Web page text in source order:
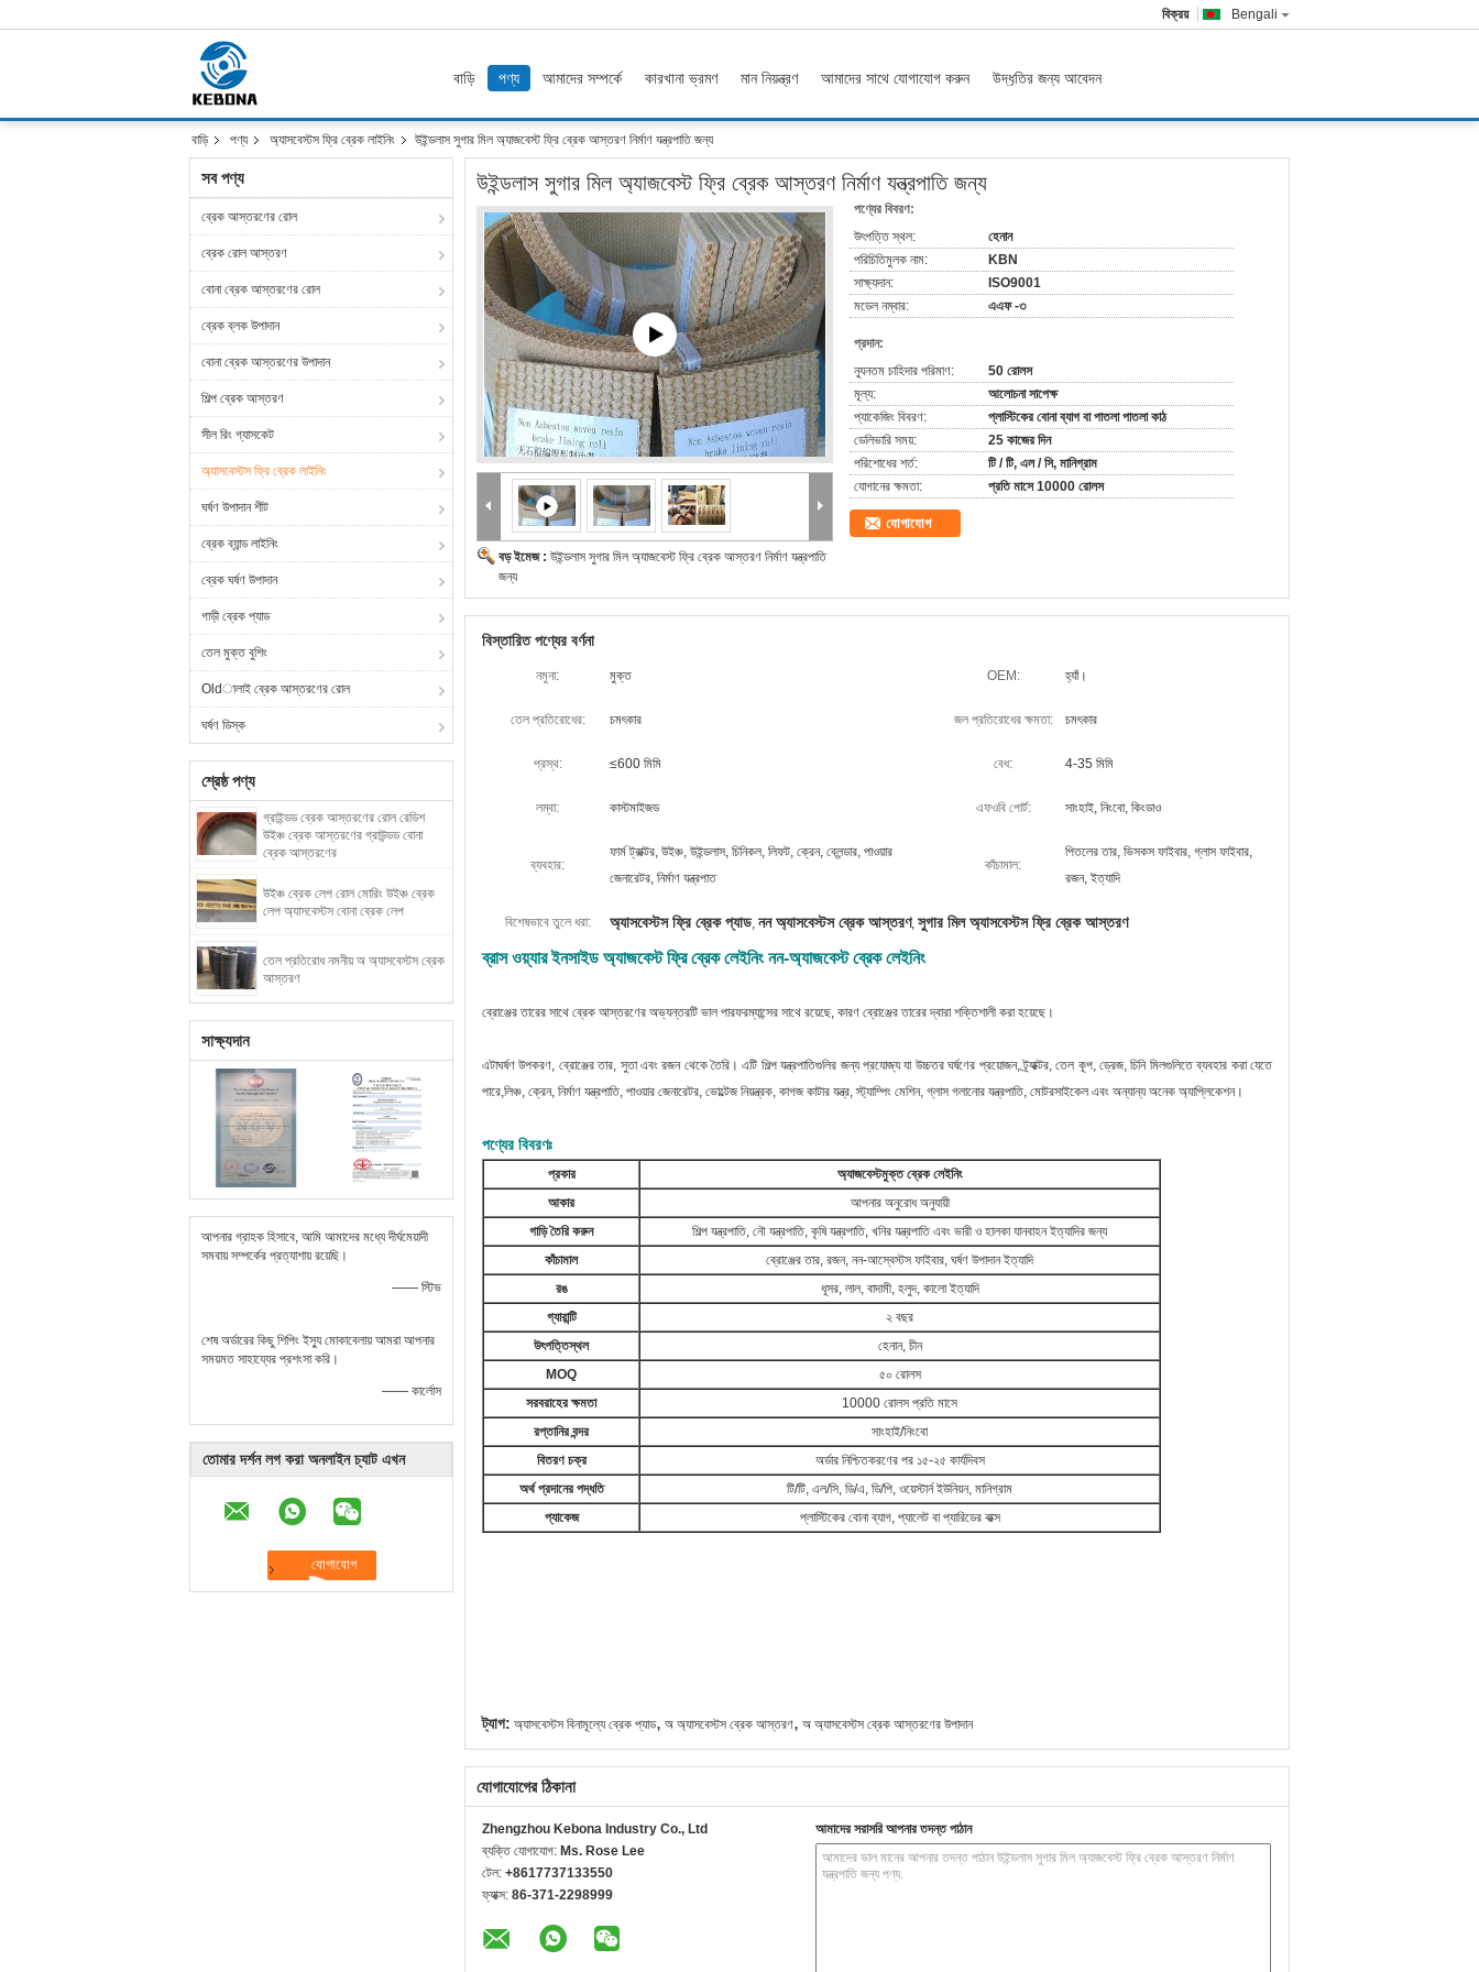
Bengali
বিক্রয়
বাড়ি পণ্য আমাদের সম্পর্কে কারখানা ভ্রমণ মান নিয়ন্ত্রণ আমাদের সাথে যোগাযোগ করুন উদ্ধৃতির জন্য আবেদন
বাড়ি পণ্য অ্যাসবেস্টস ফ্রি ব্রেক লাইনিং উইন্ডলাস সুগার মিল অ্যাজবেস্ট ফ্রি ব্রেক আস্তরণ নির্মাণ যন্ত্রপাতি জন্য
সব পণ্য
ব্রেক আস্তরণের রোল
ব্রেক রোল আস্তরণ
বোনা ব্রেক আস্তরণের রোল
ব্রেক ব্লক উপাদান
বোনা ব্রেক আস্তরণের উপাদান
শিল্প ব্রেক আস্তরণ
সীল রিং গ্যাসকেট
অ্যাসবেস্টস ফ্রি ব্রেক লাইনিং
ঘর্ষণ উপাদান শীট
ব্রেক ব্যান্ড লাইনিং
ব্রেক ঘর্ষণ উপাদান
গাড়ী ব্রেক প্যাড
তেল মুক্ত বুশিং
Oldালাই ব্রেক আস্তরণের রোল
ঘর্ষণ ডিস্ক
শ্রেষ্ঠ পণ্য
গ্রাইন্ডড ব্রেক আস্তরণের রোল রেডিশ
উইঞ্চ ব্রেক আস্তরণের গ্রাউন্ডড বোনা
ব্রেক আস্তরণের
উইঞ্চ ব্রেক লেপ রোল মোরিং উইঞ্চ ব্রেক
লেপ অ্যাসবেস্টস বোনা ব্রেক লেপ
তেল প্রতিরোধ নমনীয় অ অ্যাসবেস্টস ব্রেক
আস্তরণ
সাক্ষ্যদান
আপনার গ্রাহক হিসাবে, আমি আমাদের মধ্যে দীর্ঘমেয়াদী
সমবায় সম্পর্কের প্রত্যাশায় রয়েছি।
—— স্টিভ
শেষ অর্ডারের কিছু শিপিং ইস্যু মোকাবেলায় আমরা আপনার
সময়মত সাহায্যের প্রশংসা করি।
—— কার্লোস
তোমার দর্শন লগ করা অনলাইন চ্যাট এখন
উইন্ডলাস সুগার মিল অ্যাজবেস্ট ফ্রি ব্রেক আস্তরণ নির্মাণ যন্ত্রপাতি জন্য
বড় ইমেজ : উইন্ডলাস সুগার মিল অ্যাজবেস্ট ফ্রি ব্রেক আস্তরণ নির্মাণ যন্ত্রপাতি
জন্য
পণ্যের বিবরণ:
উৎপত্তি স্থল:
হেনান
পরিচিতিমুলক নাম:
KBN
সাক্ষ্যদান:
ISO9001
মডেল নম্বার:
এএফ -৩
প্রদান:
ন্যূনতম চাহিদার পরিমাণ:
50 রোলস
মূল্য:
আলোচনা সাপেক্ষ
প্যাকেজিং বিবরণ:
প্লাস্টিকের বোনা ব্যাগ বা পাতলা পাতলা কাঠ
ডেলিভারি সময়:
25 কাজের দিন
পরিশোধের শর্ত:
টি / টি, এল / সি, মানিগ্রাম
যোগানের ক্ষমতা:
প্রতি মাসে 10000 রোলস
যোগাযোগ
বিস্তারিত পণ্যের বর্ণনা
নমুনা: মুক্ত OEM: হ্যাঁ।
তেল প্রতিরোধের: চমৎকার জল প্রতিরোধের ক্ষমতা: চমৎকার
প্রস্থ: ≤600 মিমি বেধ: 4-35 মিমি
লম্বা: কাস্টমাইজড এফওবি পোর্ট: সাংহাই, নিংবো, কিংডাও
ব্যবহার:
ফার্ম ট্রাক্টর, উইঞ্চ, উইন্ডলাস, চিনিকল, লিফট, ক্রেন, ব্লেন্ডার, পাওয়ার
জেনারেটর, নির্মাণ যন্ত্রপাত
কাঁচামাল:
পিতলের তার, ভিসকস ফাইবার, গ্লাস ফাইবার,
রজন, ইত্যাদি
বিশেষভাবে তুলে ধরা: অ্যাসবেস্টস ফ্রি ব্রেক প্যাড, নন অ্যাসবেস্টস ব্রেক আস্তরণ, সুগার মিল অ্যাসবেস্টস ফ্রি ব্রেক আস্তরণ
ব্রাস ওয়্যার ইনসাইড অ্যাজবেস্ট ফ্রি ব্রেক লেইনিং নন-অ্যাজবেস্ট ব্রেক লেইনিং
ব্রোঞ্জের তারের সাথে ব্রেক আস্তরণের অভ্যন্তরটি ভাল পারফরম্যান্সের সাথে রয়েছে, কারণ ব্রোঞ্জের তারের দ্বারা শক্তিশালী করা হয়েছে।
এটাঘর্ষণ উপকরণ, ব্রোঞ্জের তার, সুতা এবং রজন থেকে তৈরি। এটি শিল্প যন্ত্রপাতিগুলির জন্য প্রযোজ্য যা উচ্চতর ঘর্ষণের প্রয়োজন, ট্র্যাক্টর, তেল কূপ, ড্রেজ, চিনি মিলগুলিতে ব্যবহার করা যেতে
পারে,লিঞ্চ, ক্রেন, নির্মাণ যন্ত্রপাতি, পাওয়ার জেনারেটর, ভোল্টেজ নিয়ন্ত্রক, কাগজ কাটার যন্ত্র, স্ট্যাম্পিং মেশিন, গ্লাস গলানোর যন্ত্রপাতি, মোটরসাইকেল এবং অন্যান্য অনেক অ্যাপ্লিকেশন।
পণ্যের বিবরণঃ
প্রকার
অ্যাজবেস্টমুক্ত ব্রেক লেইনিং
আকার
আপনার অনুরোধ অনুযায়ী
গাড়ি তৈরি করুন
শিল্প যন্ত্রপাতি, নৌ যন্ত্রপাতি, কৃষি যন্ত্রপাতি, খনির যন্ত্রপাতি এবং ভারী ও হালকা যানবাহন ইত্যাদির জন্য
কাঁচামাল
ব্রোঞ্জের তার, রজন, নন-আস্বেস্টস ফাইবার, ঘর্ষণ উপাদান ইত্যাদি
রঙ
ধূসর, লাল, বাদামী, হলুদ, কালো ইত্যাদি
গ্যারান্টি
২ বছর
উৎপত্তিস্থল
হেনান, চীন
MOQ
৫০ রোলস
সরবরাহের ক্ষমতা
10000 রোলস প্রতি মাসে
রপ্তানির বন্দর
সাংহাই/নিংবো
বিতরণ চক্র
অর্ডার নিশ্চিতকরণের পর ১৫-২৫ কার্যদিবস
অর্থ প্রদানের পদ্ধতি
টি/টি, এল/সি, ডি/এ, ডি/পি, ওয়েস্টার্ন ইউনিয়ন, মানিগ্রাম
প্যাকেজ
প্লাস্টিকের বোনা ব্যাগ, প্যালেট বা প্যারিডের বাক্স
ট্যাগ: অ্যাসবেস্টস বিনামূল্যে ব্রেক প্যাড, অ অ্যাসবেস্টস ব্রেক আস্তরণ, অ অ্যাসবেস্টস ব্রেক আস্তরণের উপাদান
যোগাযোগের ঠিকানা
Zhengzhou Kebona Industry Co., Ltd
ব্যক্তি যোগাযোগ: Ms. Rose Lee
টেল: +8617737133550
ফ্যাক্স: 86-371-2298999
আমাদের সরাসরি আপনার তদন্ত পাঠান